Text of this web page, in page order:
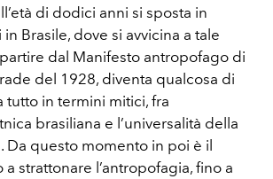
di dodici anni si sposta in
Brasile, dove si avvicina a tale
dal Manifesto antropofago di
del 1928, diventa qualcosa di
tutto in termini mitici, fra
brasiliana e l’universalità della
Da questo momento in poi è il
strattonare l’antropofagia, fino a